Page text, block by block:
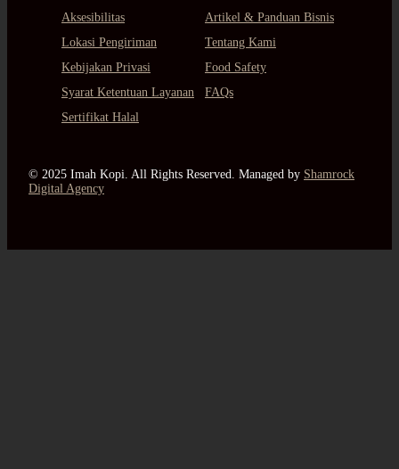
Aksesibilitas
Artikel & Panduan Bisnis
Lokasi Pengiriman
Tentang Kami
Kebijakan Privasi
Food Safety
Syarat Ketentuan Layanan
FAQs
Sertifikat Halal
© 2025 Imah Kopi. All Rights Reserved. Managed by Shamrock
Digital Agency